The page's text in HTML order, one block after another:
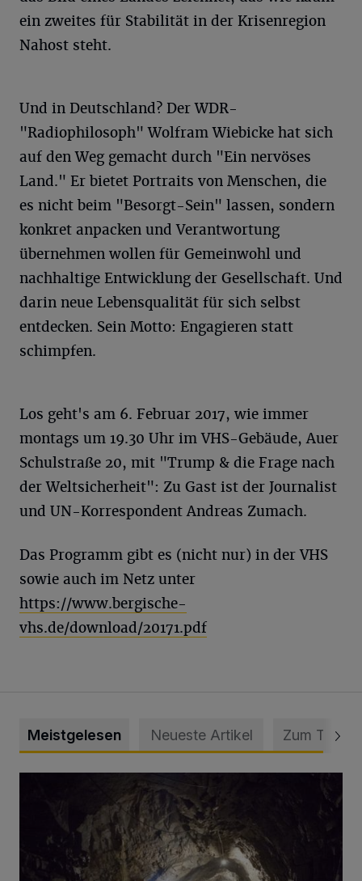
ein zweites für Stabilität in der Krisenregion
Nahost steht.
Und in Deutschland? Der WDR-
"Radiophilosoph" Wolfram Wiebicke hat sich
auf den Weg gemacht durch "Ein nervöses
Land." Er bietet Portraits von Menschen, die
es nicht beim "Besorgt-Sein" lassen, sondern
konkret anpacken und Verantwortung
übernehmen wollen für Gemeinwohl und
nachhaltige Entwicklung der Gesellschaft. Und
darin neue Lebensqualität für sich selbst
entdecken. Sein Motto: Engagieren statt
schimpfen.
Los geht's am 6. Februar 2017, wie immer
montags um 19.30 Uhr im VHS-Gebäude, Auer
Schulstraße 20, mit "Trump & die Frage nach
der Weltsicherheit": Zu Gast ist der Journalist
und UN-Korrespondent Andreas Zumach.
Das Programm gibt es (nicht nur) in der VHS
sowie auch im Netz unter
https://www.bergische-
vhs.de/download/20171.pdf
Meistgelesen Neueste Artikel Zum Thema